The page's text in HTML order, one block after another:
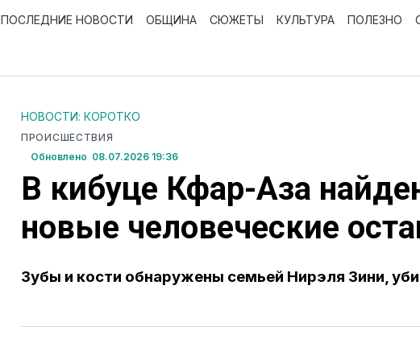
ПОСЛЕДНИЕ НОВОСТИ ОБЩИНА СЮЖЕТЫ КУЛЬТУРА ПОЛЕЗНО
НОВОСТИ: КОРОТКО
ПРОИСШЕСТВИЯ
Обновлено 08.07.2026 19:36
В кибуце Кфар-Аза
новые человеческие
Зубы и кости обнаружены семьей Нирэля Зини,